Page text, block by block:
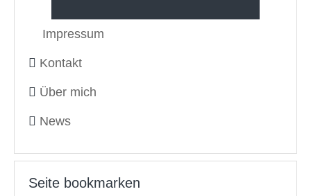
Impressum
Kontakt
Über mich
News
Seite bookmarken